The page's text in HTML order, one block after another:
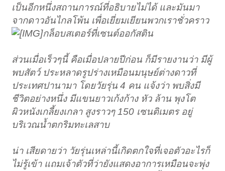
เป็นอีกหนึ่งสถานการณ์ที่อธิบายไม่ได้ และมันมา
จากดาวอันไกลโพ้น เพื่อเยี่ยมเยียนพวกเราชั่วคราว
กล็อบสเตอร์ที่เซนต์ออกัสติน
ส่วนเมื่อเร็วๆนี้ คือเมื่อปลายปีก่อน ก็มีรายงานว่า มีผู้
พบสัตว์ ประหลาดรูปร่างเหมือนมนุษย์ต่างดาวที่
ประเทศปานามา โดยวัยรุ่น 4 คน แจ้งว่า พบสิ่งมี
ชีวิตอย่างหนึ่ง มีแขนยาวเก้งก้าง หัว ล้าน พุงโต
ผิวหนังเกลี้ยงเกลา สูงราวๆ 150 เซนติเมตร อยู่
บริเวณน้ำตกริมทะเลสาบ
น่า เสียดายว่า วัยรุ่นเหล่านี้เกิดตกใจที่เจอตัวอะไรก็
ไม่รู้เข้า แถมเจ้าตัวที่ว่ายังแสดงอาการเหมือนจะพุ่ง